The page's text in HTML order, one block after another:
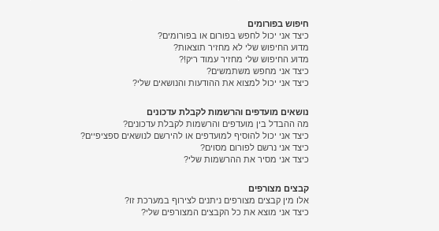
חיפוש בפורומים
כיצד אני יכול לחפש בפורום או בפורומים?
מדוע החיפוש שלי לא מחזיר תוצאות?
מדוע החיפוש שלי מחזיר עמוד ריק!?
כיצד אני מחפש משתמשים?
כיצד אני יכול למצוא את ההודעות והנושאים שלי?
נושאים מועדפים והרשמות לקבלת עדכונים
מה ההבדל בין מועדפים והרשמות לקבלת עדכונים?
כיצד אני יכול להוסיף למועדפים או להירשם לנושאים ספציפיים?
כיצד אני נרשם לפורום מסוים?
כיצד אני מסיר את ההרשמות שלי?
קבצים מצורפים
אלו מין קבצים מצורפים ניתנים לצירוף במערכת זו?
כיצד אני מוצא את כל הקבצים המצורפים שלי?